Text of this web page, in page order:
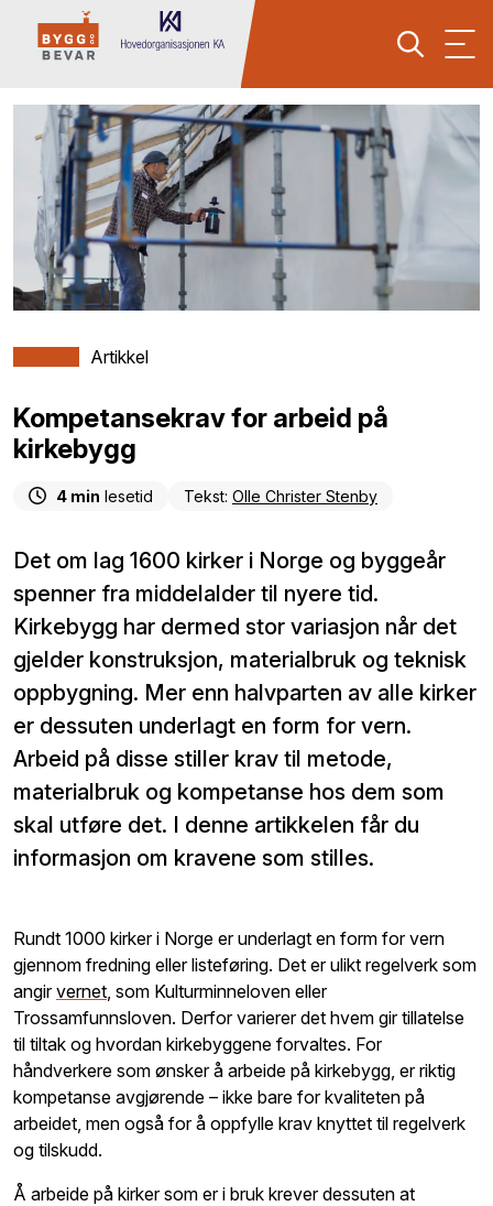
Artikkel
Kompetansekrav for arbeid på
kirkebygg
4 min lesetid Tekst: Olle Christer Stenby
Det om lag 1600 kirker i Norge og byggeår
spenner fra middelalder til nyere tid.
Kirkebygg har dermed stor variasjon når det
gjelder konstruksjon, materialbruk og teknisk
oppbygning. Mer enn halvparten av alle kirker
er dessuten underlagt en form for vern.
Arbeid på disse stiller krav til metode,
materialbruk og kompetanse hos dem som
skal utføre det. I denne artikkelen får du
informasjon om kravene som stilles.
Rundt 1000 kirker i Norge er underlagt en form for vern
gjennom fredning eller listeføring. Det er ulikt regelverk som
angirvernet , som Kulturminneloven eller
Trossamfunnsloven. Derfor varierer det hvem gir tillatelse
til tiltak og hvordan kirkebyggene forvaltes. For
håndverkere som ønsker å arbeide på kirkebygg, er riktig
kompetanse avgjørende – ikke bare for kvaliteten på
arbeidet, men også for å oppfylle krav knyttet til regelverk
og tilskudd.
Å arbeide på kirker som er i bruk krever dessuten at